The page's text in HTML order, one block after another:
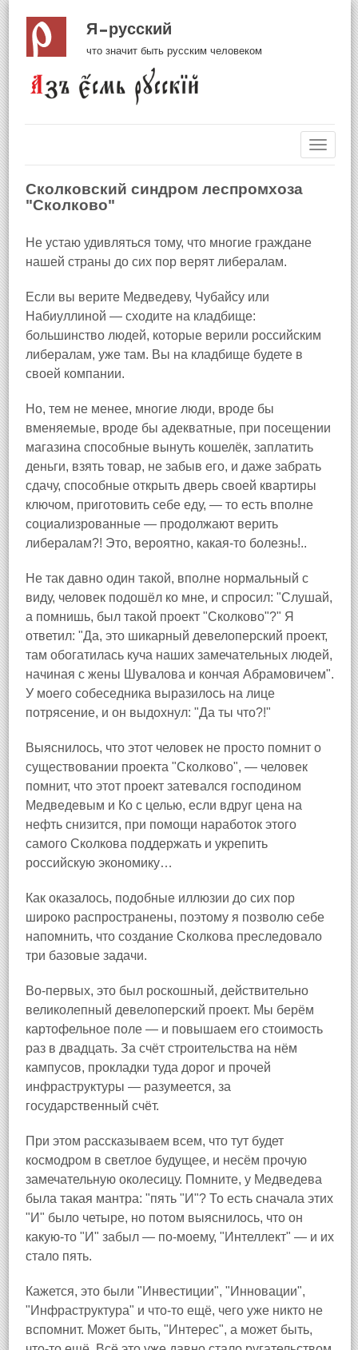
Я русский
что значит быть русским человеком
Сколковский синдром леспромхоза
"Сколково"
Не устаю удивляться тому, что многие граждане
нашей страны до сих пор верят либералам.
Если вы верите Медведеву, Чубайсу или
Набиуллиной — сходите на кладбище:
большинство людей, которые верили российским
либералам, уже там. Вы на кладбище будете в
своей компании.
Но, тем не менее, многие люди, вроде бы
вменяемые, вроде бы адекватные, при посещении
магазина способные вынуть кошелёк, заплатить
деньги, взять товар, не забыв его, и даже забрать
сдачу, способные открыть дверь своей квартиры
ключом, приготовить себе еду, — то есть вполне
социализрованные — продолжают верить
либералам?! Это, вероятно, какая-то болезнь!..
Не так давно один такой, вполне нормальный с
виду, человек подошёл ко мне, и спросил: "Слушай,
а помнишь, был такой проект "Сколково"?" Я
ответил: "Да, это шикарный девелоперский проект,
там обогатилась куча наших замечательных людей,
начиная с жены Шувалова и кончая Абрамовичем".
У моего собеседника выразилось на лице
потрясение, и он выдохнул: "Да ты что?!"
Выяснилось, что этот человек не просто помнит о
существовании проекта "Сколково", — человек
помнит, что этот проект затевался господином
Медведевым и Ко с целью, если вдруг цена на
нефть снизится, при помощи наработок этого
самого Сколкова поддержать и укрепить
российскую экономику…
Как оказалось, подобные иллюзии до сих пор
широко распространены, поэтому я позволю себе
напомнить, что создание Сколкова преследовало
три базовые задачи.
Во-первых, это был роскошный, действительно
великолепный девелоперский проект. Мы берём
картофельное поле — и повышаем его стоимость
раз в двадцать. За счёт строительства на нём
кампусов, прокладки туда дорог и прочей
инфраструктуры — разумеется, за
государственный счёт.
При этом рассказываем всем, что тут будет
космодром в светлое будущее, и несём прочую
замечательную околесицу. Помните, у Медведева
была такая мантра: "пять "И"? То есть сначала этих
"И" было четыре, но потом выяснилось, что он
какую-то "И" забыл — по-моему, "Интеллект" — и их
стало пять.
Кажется, это были "Инвестиции", "Инновации",
"Инфраструктура" и что-то ещё, чего уже никто не
вспомнит. Может быть, "Интерес", а может быть,